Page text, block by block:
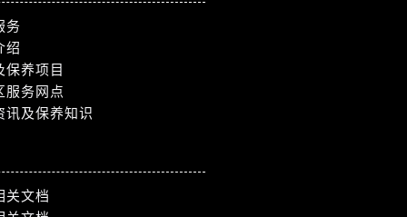
务
绍
保养项目
服务网点
讯及保养知识
关文档